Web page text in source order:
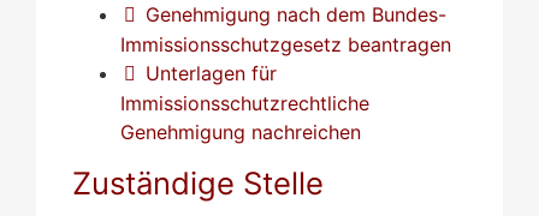
Genehmigung nach dem Bundes-
Immissionsschutzgesetz beantragen
Unterlagen für
Immissionsschutzrechtliche
Genehmigung nachreichen
Zuständige Stelle